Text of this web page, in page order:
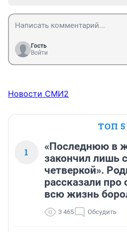
Гость
Войти
Новости СМИ2
ТОП 5
1
«Последнюю в
закончил лишь
четверкой».
рассказали
всю жизнь
3 465 Обсудить